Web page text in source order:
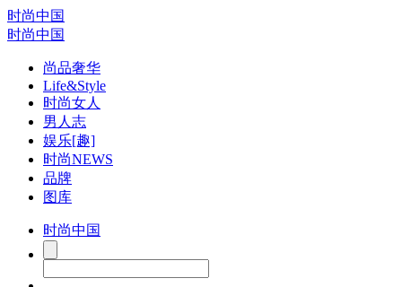
时尚中国
时尚中国
尚品奢华
Life&Style
时尚女人
男人志
娱乐[趣]
时尚NEWS
品牌
图库
时尚中国